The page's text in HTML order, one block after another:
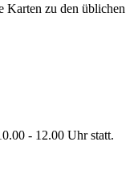
Karten zu den üblichen
- 12.00 Uhr statt.